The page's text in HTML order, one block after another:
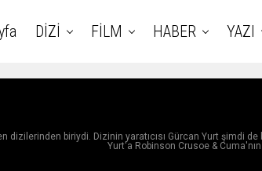
DİZİ FİLM HABER YAZI
biriydi. Dizinin yaratıcısı Gürcan Yurt şimdi de
Yurt'a Robinson Crusoe &